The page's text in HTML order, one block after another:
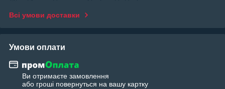
Всі умови доставки
Умови оплати
Ви отримаєте замовлення
або гроші повернуться на вашу картку